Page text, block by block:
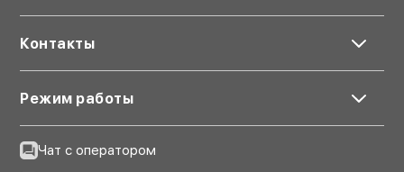
Контакты
Режим работы
Чат с оператором